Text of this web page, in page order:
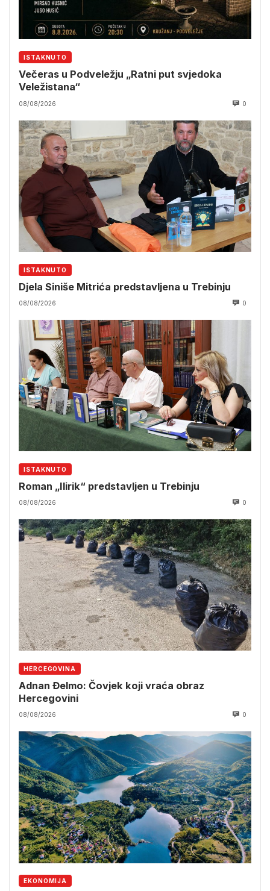
ISTAKNUTO
Večeras u Podveležju „Ratni put svjedoka
Veležistana“
08/08/2026 0
ISTAKNUTO
Djela Siniše Mitrića predstavljena u Trebinju
08/08/2026 0
ISTAKNUTO
Roman „Ilirik“ predstavljen u Trebinju
08/08/2026 0
HERCEGOVINA
Adnan Đelmo: Čovjek koji vraća obraz
Hercegovini
08/08/2026 0
EKONOMIJA